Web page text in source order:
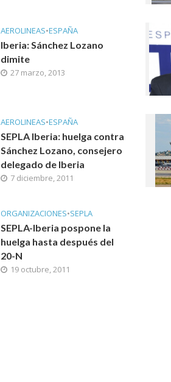
AEROLINEAS•ESPAÑA
Iberia: Sánchez Lozano
dimite
27 marzo, 2013
AEROLINEAS•ESPAÑA
SEPLA Iberia: huelga contra
Sánchez Lozano, consejero
delegado de Iberia
7 diciembre, 2011
ORGANIZACIONES•SEPLA
SEPLA-Iberia pospone la
huelga hasta después del
20-N
19 octubre, 2011